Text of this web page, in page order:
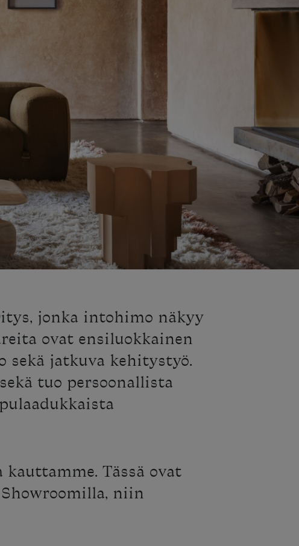
jonka intohimo näkyy
ovat ensiluokkainen
jatkuva kehitystyö.
tuo persoonallista
Tässä ovat
niin